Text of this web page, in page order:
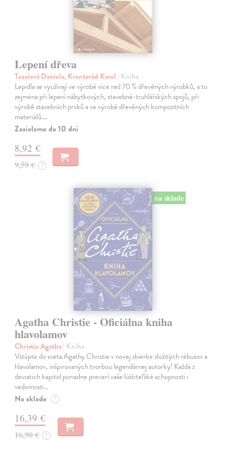
Lepení dřeva
Tesařová Daniela, Krontorád Karel | Kniha
Lepidla se využívají ve výrobě více než 70 % dřevěných výrobků, a to
zejména při lepení nábytkových, stavebně-truhlářských spojů, při
výrobě stavebních prvků a ve výrobě dřevěných kompozitních
materiálů.…
Zasielame do 10 dní
8,92 €
9,59 € ?
na sklade
Agatha Christie - Oficiálna kniha
hlavolamov
Christie Agatha| Kniha
Vstúpte do sveta Agathy Christie v novej zbierke zložitých rébusov a
hlavolamov, inšpirovaných tvorbou legendárnej autorky! Každá z
deviatich kapitol poriadne preverí vaše lúštiteľské schopnosti i
vedomosti…
Na sklade ?
16,39 €
16,90 € ?